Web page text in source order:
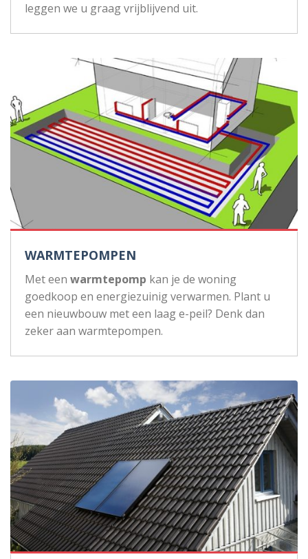
leggen we u graag vrijblijvend uit.
WARMTEPOMPEN
Met een warmtepomp kan je de woning
goedkoop en energiezuinig verwarmen. Plant u
een nieuwbouw met een laag e-peil? Denk dan
zeker aan warmtepompen.